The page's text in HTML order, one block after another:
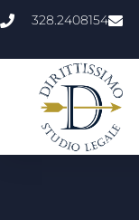
328.2408154